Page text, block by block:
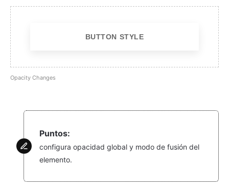
BUTTON STYLE
Opacity Changes
Puntos:
configura opacidad global y modo de fusión del
elemento.